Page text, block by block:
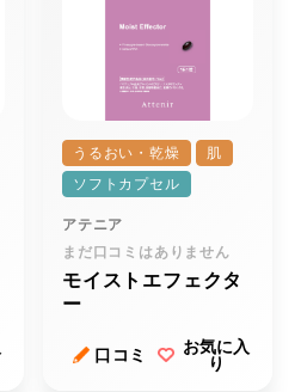
うるおい・乾燥
肌
ソフトカプセル
アテニア
まだ口コミはありません
モイストエフェクタ
ー
口コミ
お気に入
り